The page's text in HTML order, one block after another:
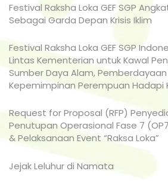
Festival Raksha Loka GEF SGP
Sebagai Garda Depan Krisis Iklim
Festival Raksha Loka GEF SGP
Lintas Kementerian untuk Kawal
Sumber Daya Alam,
Kepemimpinan Perempuan Hadapi
Request for Proposal (RFP)
Penutupan Operasional Fase 7
& Pelaksanaan Event “Raksa Loka”
Jejak Leluhur di Namata